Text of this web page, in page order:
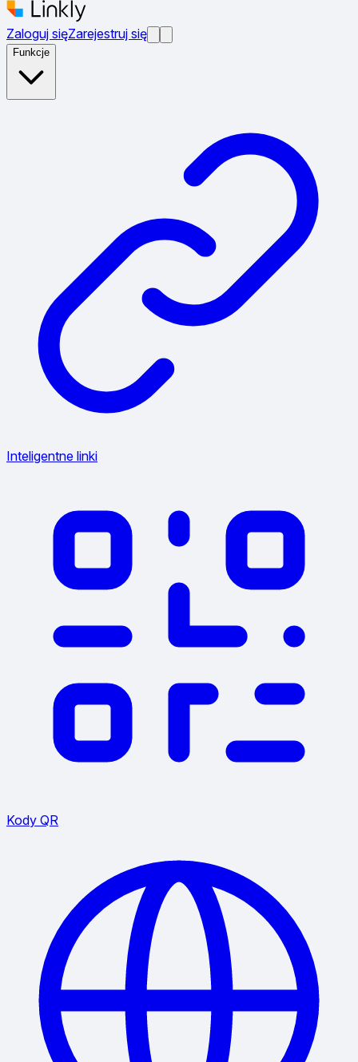
Zaloguj sięZarejestruj się
Funkcje
Inteligentne linki
Kody QR